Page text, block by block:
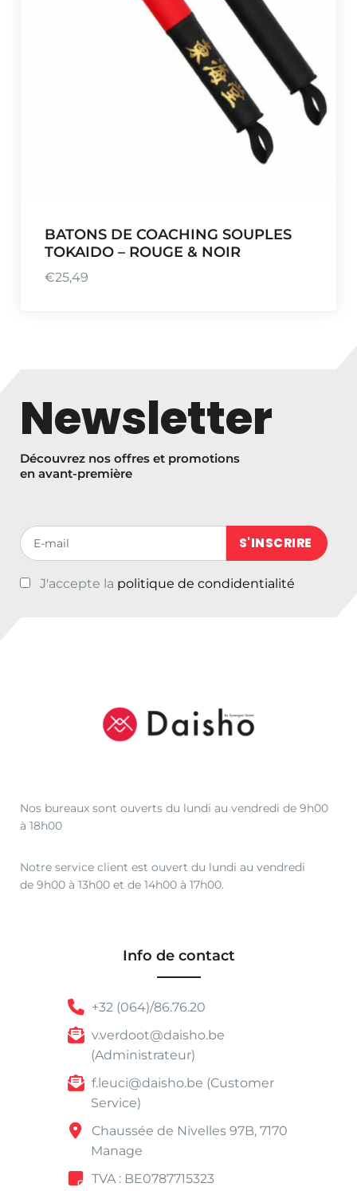
BATONS DE COACHING SOUPLES
TOKAIDO – ROUGE & NOIR
€25,49
Newsletter
Découvrez nos offres et promotions
en avant-première
Votre adresse de messagerie (obligatoire)
J'accepte la politique de condidentialité
Nos bureaux sont ouverts du lundi au vendredi de 9h00
à 18h00
Notre service client est ouvert du lundi au vendredi
de 9h00 à 13h00 et de 14h00 à 17h00.
Info de contact
+32 (064)/86.76.20
v.verdoot@daisho.be
(Administrateur)
f.leuci@daisho.be (Customer
Service)
Chaussée de Nivelles 97B, 7170
Manage
TVA : BE0787715323